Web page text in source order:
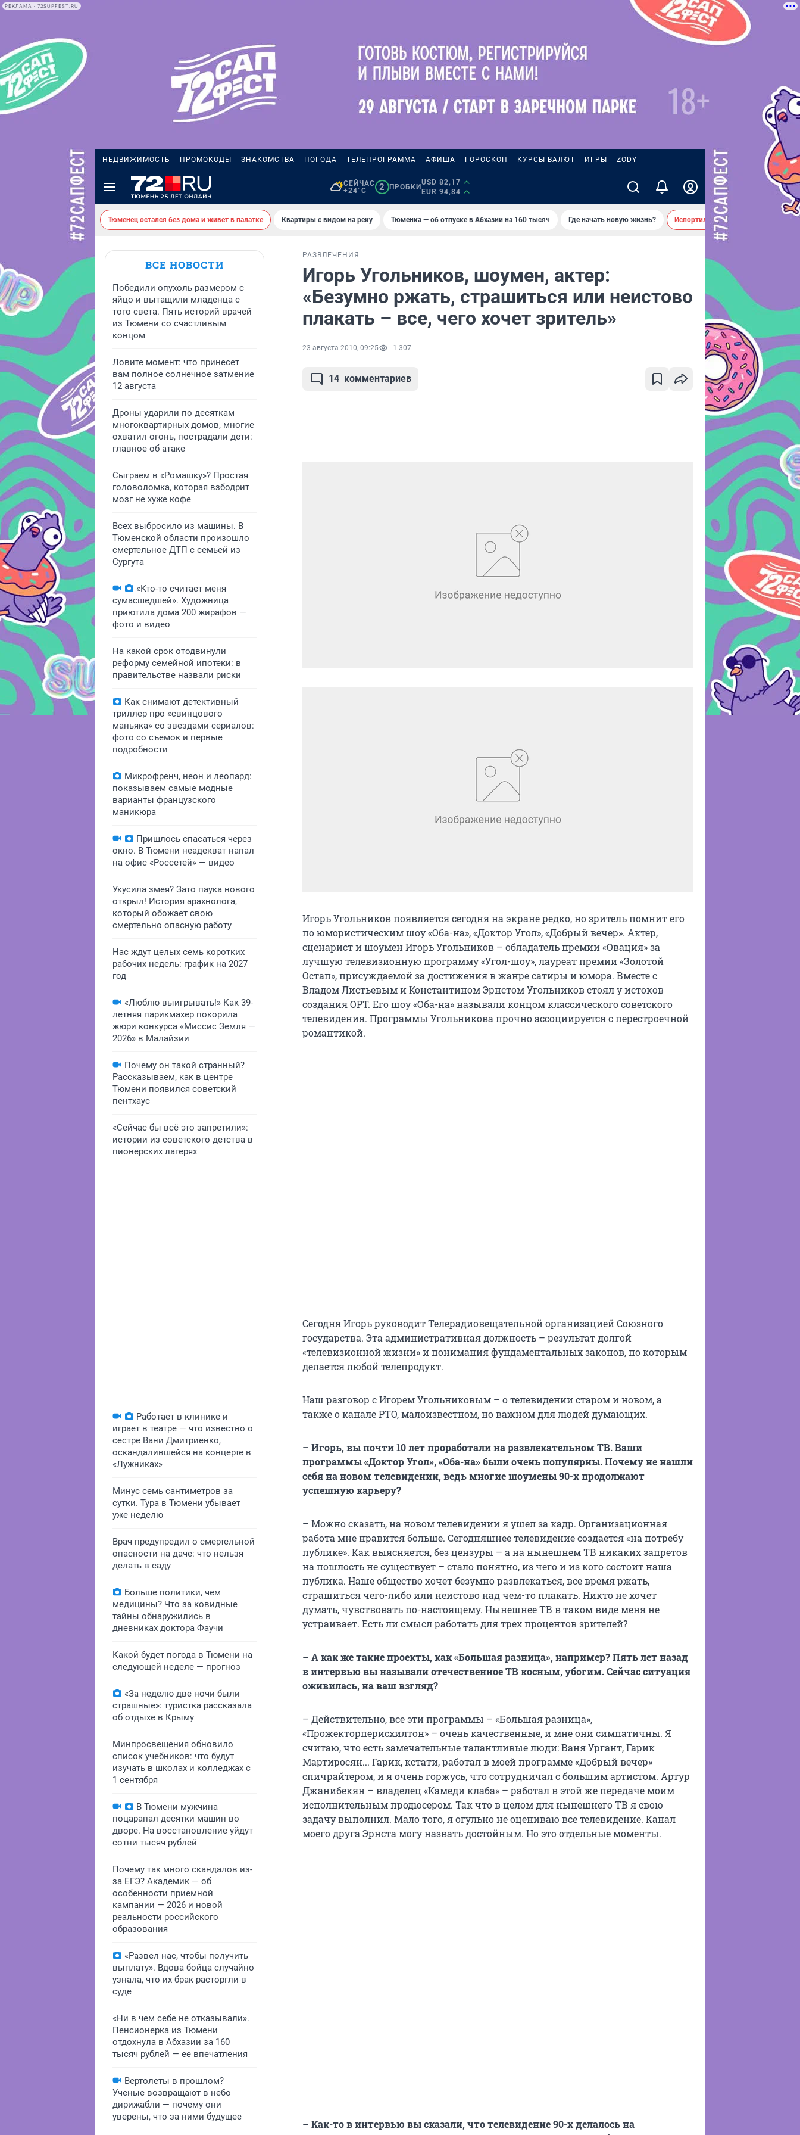
РЕКЛАМА • 72SUPFEST.RU
НЕДВИЖИМОСТЬ ПРОМОКОДЫ ЗНАКОМСТВА ПОГОДА ТЕЛЕПРОГРАММА АФИША ГОРОСКОП КУРСЫ ВАЛЮТ ИГРЫ ZODY
СЕЙЧАС
+24°C
2 ПРОБКИ
USD 82,17
EUR 94,84
Тюменец остался без дома и живет в палатке Квартиры с видом на реку Тюменка — об отпуске в Абхазии на 160 тысяч Где начать новую жизнь? Испортил десятки машин во дворе
ВСЕ НОВОСТИ
Победили опухоль размером с
яйцо и вытащили младенца с
того света. Пять историй врачей
из Тюмени со счастливым
концом
Ловите момент: что принесет
вам полное солнечное затмение
12 августа
Дроны ударили по десяткам
многоквартирных домов, многие
охватил огонь, пострадали дети:
главное об атаке
Сыграем в «Ромашку»? Простая
головоломка, которая взбодрит
мозг не хуже кофе
Всех выбросило из машины. В
Тюменской области произошло
смертельное ДТП с семьей из
Сургута
«Кто-то считает меня
сумасшедшей». Художница
приютила дома 200 жирафов —
фото и видео
На какой срок отодвинули
реформу семейной ипотеки: в
правительстве назвали риски
Как снимают детективный
триллер про «свинцового
маньяка» со звездами сериалов:
фото со съемок и первые
подробности
Микрофренч, неон и леопард:
показываем самые модные
варианты французского
маникюра
Пришлось спасаться через
окно. В Тюмени неадекват напал
на офис «Россетей» — видео
Укусила змея? Зато паука нового
открыл! История арахнолога,
который обожает свою
смертельно опасную работу
Нас ждут целых семь коротких
рабочих недель: график на 2027
год
«Люблю выигрывать!» Как 39-
летняя парикмахер покорила
жюри конкурса «Миссис Земля —
2026» в Малайзии
Почему он такой странный?
Рассказываем, как в центре
Тюмени появился советский
пентхаус
«Сейчас бы всё это запретили»:
истории из советского детства в
пионерских лагерях
Работает в клинике и
играет в театре — что известно о
сестре Вани Дмитриенко,
оскандалившейся на концерте в
«Лужниках»
Минус семь сантиметров за
сутки. Тура в Тюмени убывает
уже неделю
Врач предупредил о смертельной
опасности на даче: что нельзя
делать в саду
Больше политики, чем
медицины? Что за ковидные
тайны обнаружились в
дневниках доктора Фаучи
Какой будет погода в Тюмени на
следующей неделе — прогноз
«За неделю две ночи были
страшные»: туристка рассказала
об отдыхе в Крыму
Минпросвещения обновило
список учебников: что будут
изучать в школах и колледжах с
1 сентября
В Тюмени мужчина
поцарапал десятки машин во
дворе. На восстановление уйдут
сотни тысяч рублей
Почему так много скандалов из-
за ЕГЭ? Академик — об
особенности приемной
кампании — 2026 и новой
реальности российского
образования
«Развел нас, чтобы получить
выплату». Вдова бойца случайно
узнала, что их брак расторгли в
суде
«Ни в чем себе не отказывали».
Пенсионерка из Тюмени
отдохнула в Абхазии за 160
тысяч рублей — ее впечатления
Вертолеты в прошлом?
Ученые возвращают в небо
дирижабли — почему они
уверены, что за ними будущее
РАЗВЛЕЧЕНИЯ
Игорь Угольников, шоумен, актер:
«Безумно ржать, страшиться или неистово
плакать – все, чего хочет зритель»
23 августа 2010, 09:25 1 307
14 комментариев
Игорь Угольников появляется сегодня на экране редко, но зритель помнит его
по юмористическим шоу «Оба-на», «Доктор Угол», «Добрый вечер». Актер,
сценарист и шоумен Игорь Угольников – обладатель премии «Овация» за
лучшую телевизионную программу «Угол-шоу», лауреат премии «Золотой
Остап», присуждаемой за достижения в жанре сатиры и юмора. Вместе с
Владом Листьевым и Константином Эрнстом Угольников стоял у истоков
создания ОРТ. Его шоу «Оба-на» называли концом классического советского
телевидения. Программы Угольникова прочно ассоциируется с перестроечной
романтикой.
Сегодня Игорь руководит Телерадиовещательной организацией Союзного
государства. Эта административная должность – результат долгой
«телевизионной жизни» и понимания фундаментальных законов, по которым
делается любой телепродукт.
Наш разговор с Игорем Угольниковым – о телевидении старом и новом, а
также о канале РТО, малоизвестном, но важном для людей думающих.
– Игорь, вы почти 10 лет проработали на развлекательном ТВ. Ваши
программы «Доктор Угол», «Оба-на» были очень популярны. Почему не нашли
себя на новом телевидении, ведь многие шоумены 90-х продолжают
успешную карьеру?
– Можно сказать, на новом телевидении я ушел за кадр. Организационная
работа мне нравится больше. Сегодняшнее телевидение создается «на потребу
публике». Как выясняется, без цензуры – а на нынешнем ТВ никаких запретов
на пошлость не существует – стало понятно, из чего и из кого состоит наша
публика. Наше общество хочет безумно развлекаться, все время ржать,
страшиться чего-либо или неистово над чем-то плакать. Никто не хочет
думать, чувствовать по-настоящему. Нынешнее ТВ в таком виде меня не
устраивает. Есть ли смысл работать для трех процентов зрителей?
– А как же такие проекты, как «Большая разница», например? Пять лет назад
в интервью вы называли отечественное ТВ косным, убогим. Сейчас ситуация
оживилась, на ваш взгляд?
– Действительно, все эти программы – «Большая разница»,
«Прожекторперисхилтон» – очень качественные, и мне они симпатичны. Я
считаю, что есть замечательные талантливые люди: Ваня Ургант, Гарик
Мартиросян... Гарик, кстати, работал в моей программе «Добрый вечер»
спичрайтером, и я очень горжусь, что сотрудничал с большим артистом. Артур
Джанибекян – владелец «Камеди клаба» – работал в этой же передаче моим
исполнительным продюсером. Так что в целом для нынешнего ТВ я свою
задачу выполнил. Мало того, я огульно не оцениваю все телевидение. Канал
моего друга Эрнста могу назвать достойным. Но это отдельные моменты.
– Как-то в интервью вы сказали, что телевидение 90-х делалось на